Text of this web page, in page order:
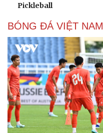
Pickleball
BÓNG ĐÁ VIỆT NAM